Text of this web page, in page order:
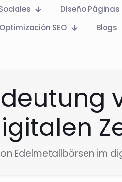
Diseño Páginas
Optimización SEO Blogs
Edelmetallbörsen im